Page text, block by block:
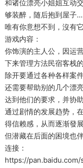
和诸位漂亮小姐姐互动
够装醉，随后抱到屋子…
唯有你意想不到，沒有
游戏内容：
你饰演的主人公，因运
下来管理方法民宿客栈的
除开要通过各种各样案
还需要帮助别的几个漂
达到他们的要求，并协
通过剧情的发展趋势，
得信赖感，从而逐渐發
但潜藏在后面的困境也
连接：
https://pan.baidu.com/